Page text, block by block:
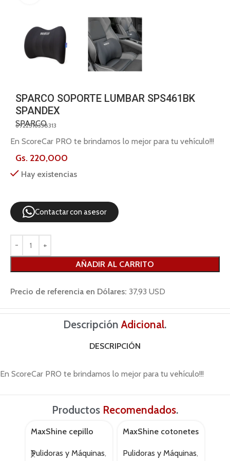
SPARCO SOPORTE LUMBAR SPS461BK
SPANDEX
SPARCO
6922516338313
En ScoreCar PRO te brindamos lo mejor para tu vehículo!!!
Gs. 220,000
Hay existencias
Contactar con asesor
AÑADIR AL CARRITO
Precio de referencia en Dólares: 37,93 USD
DescripciónAdicional.
DESCRIPCIÓN
En ScoreCar PRO te brindamos lo mejor para tu vehículo!!!
Productos Recomendados.
AGOTADO
MaxShine cepillo
Pulidoras y Máquinas,
AGOTADO
MaxShine cotonetes
Pulidoras y Máquinas,